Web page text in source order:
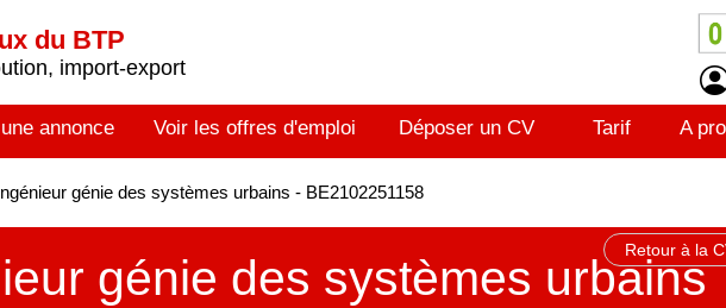
du BTP
import-export
annonce Voir les offres d'emploi Déposer un CV Tarif A
génie des systèmes urbains - BE2102251158
Retour à la
génie des systèmes urbains